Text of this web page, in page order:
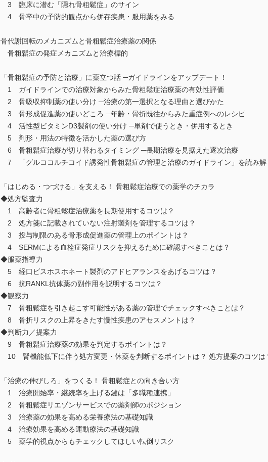
3 臨床に潜む「隠れ骨粗鬆症」のサイン
4 骨卒中の予防的観点から併存疾患・服用薬をみる
骨代謝回転のメカニズムと骨粗鬆症治療薬の関係
骨粗鬆症の発症メカニズムと治療標的
「骨粗鬆症の予防と治療」に薬立つ話 ─ガイドラインをアップデート！
1 ガイドラインでの治療対象からみた骨粗鬆症治療薬の有効性評価
2 骨吸収抑制薬の使い分け ─治療の第一選択となる理由と選びかた
3 骨形成促進薬の使いどころ ─年齢・骨折既往からみた重症例へのレシピ
4 活性型ビタミンD3製剤の使い分け ─単剤で使うとき・併用するとき
5 剤形・用法の特徴を活かした薬の選び方
6 骨粗鬆症治療が切り替わるタイミング ─長期治療を見据えた逐次治療
7 「グルココルチコイド誘発性骨粗鬆症の管理と治療のガイドライン」を読み解
「はじめる・つづける」を支える！ 骨粗鬆症治療での薬学のチカラ
◆処方監査力
1 高齢者に骨粗鬆症治療薬を長期使用するコツは？
2 処方箋に記載されていない注射製剤を管理するコツは？
3 投与制限のある骨形成促進薬の管理上のポイントは？
4 SERMによる血栓症発症リスクを抑えるために確認すべきことは？
◆服薬指導力
5 経口ビスホスホネート製剤のアドヒアランスをあげるコツは？
6 抗RANKL抗体薬の副作用を説明するコツは？
◆観察力
7 骨粗鬆症を引き起こす可能性がある薬の管理でチェックすべきことは？
8 骨折リスクの上昇をきたす慢性疾患のアセスメントは？
◆判断力／提案力
9 骨粗鬆症治療薬の効果を判定するポイントは？
10 腎機能低下に伴う処方変更・休薬を判断するポイントは？ 処方提案のコツは
「治療の伸びしろ」をつくる！ 骨粗鬆症との向き合い方
1 治療開始率・継続率を上げる鍵は「多職種連携」
2 骨粗鬆症リエゾンサービスでの薬剤師のポジション
3 治療薬の効果を高める栄養療法の基礎知識
4 治療効果を高める運動療法の基礎知識
5 薬学的視点からもチェックしてほしい転倒リスク